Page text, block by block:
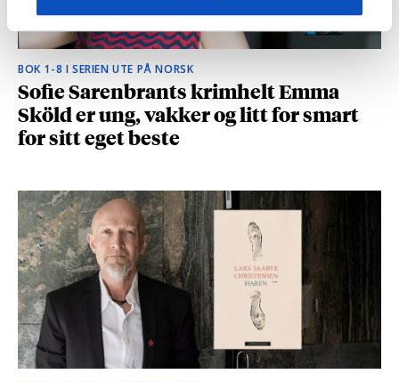
BOK 1-8 I SERIEN UTE PÅ NORSK
Sofie Sarenbrants krimhelt Emma
Sköld er ung, vakker og litt for smart
for sitt eget beste